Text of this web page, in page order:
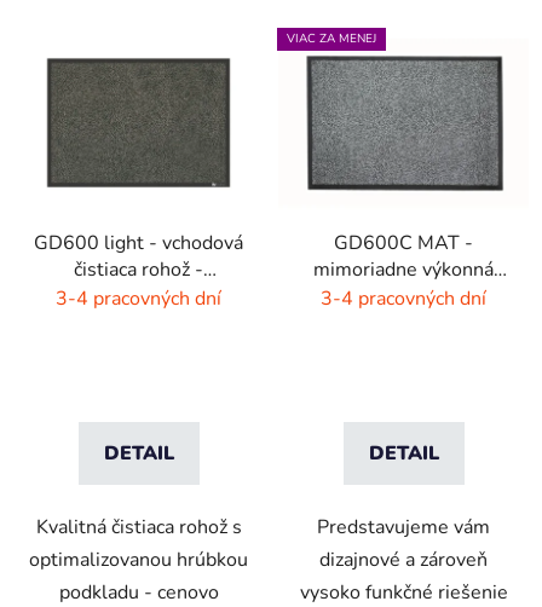
GD600 light - vchodová
čistiaca rohož -
interiér/exteriér
3-4 pracovných dní
DETAIL
Kvalitná čistiaca rohož s
optimalizovanou hrúbkou
podkladu - cenovo
VIAC ZA MENEJ
GD600C MAT -
mimoriadne výkonná
čistiaca rohož - 9 farieb
3-4 pracovných dní
DETAIL
Predstavujeme vám
dizajnové a zároveň
vysoko funkčné riešenie